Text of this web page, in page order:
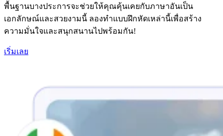
พื้นฐานบางประการจะช่วยให้คุณคุ้นเคยกับภาษาอันเป็น
เอกลักษณ์และสวยงามนี้ ลองทำแบบฝึกหัดเหล่านี้เพื่อสร้าง
ความมั่นใจและสนุกสนานไปพร้อมกัน!
เริ่มเลย